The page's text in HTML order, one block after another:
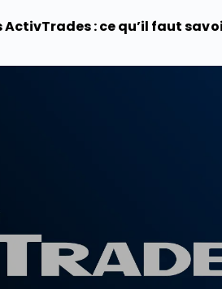
ActivTrades : ce qu’il faut